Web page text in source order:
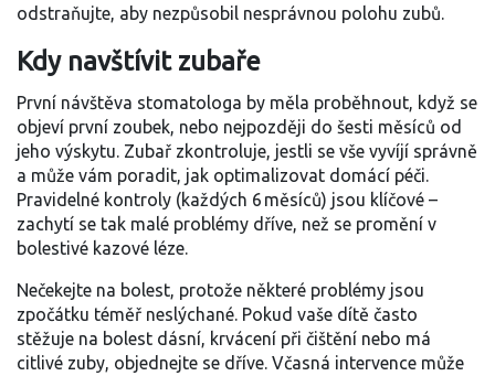
odstraňujte, aby nezpůsobil nesprávnou polohu zubů.
Kdy navštívit zubaře
První návštěva stomatologa by měla proběhnout, když se
objeví první zoubek, nebo nejpozději do šesti měsíců od
jeho výskytu. Zubař zkontroluje, jestli se vše vyvíjí správně
a může vám poradit, jak optimalizovat domácí péči.
Pravidelné kontroly (každých 6 měsíců) jsou klíčové –
zachytí se tak malé problémy dříve, než se promění v
bolestivé kazové léze.
Nečekejte na bolest, protože některé problémy jsou
zpočátku téměř neslýchané. Pokud vaše dítě často
stěžuje na bolest dásní, krvácení při čištění nebo má
citlivé zuby, objednejte se dříve. Včasná intervence může